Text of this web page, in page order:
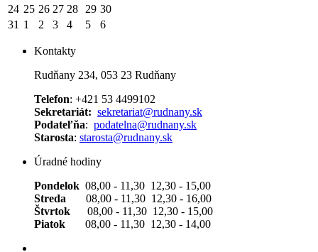
24 25 26 27 28 29 30
31 1 2 3 4 5 6
Kontakty
Rudňany 234, 053 23 Rudňany
Telefon: +421 53 4499102
Sekretariát: sekretariat@rudnany.sk
Podateľňa: podatelna@rudnany.sk
Starosta: starosta@rudnany.sk
Úradné hodiny
Pondelok 08,00 - 11,30 12,30 - 15,00
Streda 08,00 - 11,30 12,30 - 16,00
Štvrtok 08,00 - 11,30 12,30 - 15,00
Piatok 08,00 - 11,30 12,30 - 14,00